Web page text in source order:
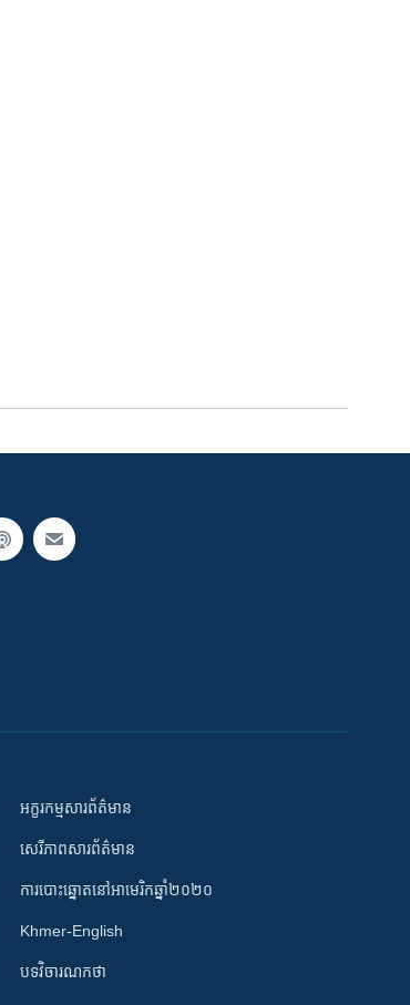
អក្ខរកម្មសារព័ត៌មាន
សេរីភាពសារព័ត៌មាន
ការបោះឆ្នោតនៅអាមេរិកឆ្នាំ២០២០
Khmer-English
បទវិចារណកថា